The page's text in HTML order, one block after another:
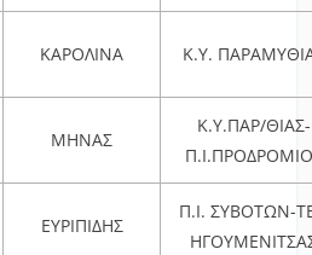
ΚΑΡΟΛΙΝΑ Κ.Υ.
ΜΗΝΑΣ
Κ.Υ.ΠΑΡ/ΘΙΑΣ-
ΕΥΡΙΠΙΔΗΣ
Π.Ι. ΣΥΒΟΤΩΝ-